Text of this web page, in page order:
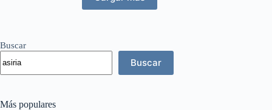
Buscar
Buscar
Más populares